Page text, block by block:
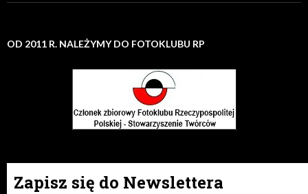
OD 2011 R. NALEŻYMY DO FOTOKLUBU RP
Zapisz się do Newslettera